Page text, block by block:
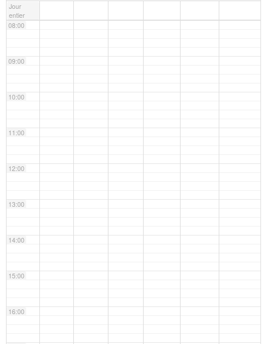
Jour
entier
08:00
09:00
10:00
11:00
12:00
13:00
14:00
15:00
16:00